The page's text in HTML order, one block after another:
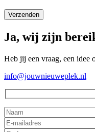
Ja, wij zijn
Heb jij een vraag, een idee
info@jouwnieuweplek.nl